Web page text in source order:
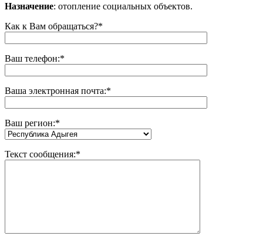
Назначение: отопление социальных объектов.
Как к Вам обращаться?*
Ваш телефон:*
Ваша электронная почта:*
Ваш регион:*
Текст сообщения:*